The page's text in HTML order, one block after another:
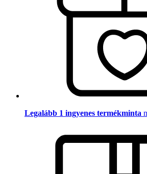
Legalább 1 ingyenes termékminta